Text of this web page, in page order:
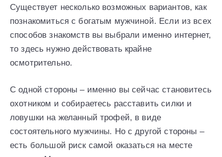
Существует несколько возможных вариантов, как
познакомиться с богатым мужчиной. Если из всех
способов знакомств вы выбрали именно интернет,
то здесь нужно действовать крайне
осмотрительно.
С одной стороны – именно вы сейчас становитесь
охотником и собираетесь расставить силки и
ловушки на желанный трофей, в виде
состоятельного мужчины. Но с другой стороны –
есть большой риск самой оказаться на месте